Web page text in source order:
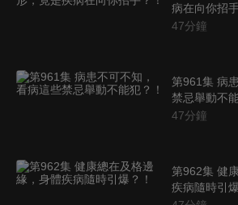
病在向你招
47分鐘
第961集 病
禁忌舉動不
47分鐘
第962集 健
疾病隨時引